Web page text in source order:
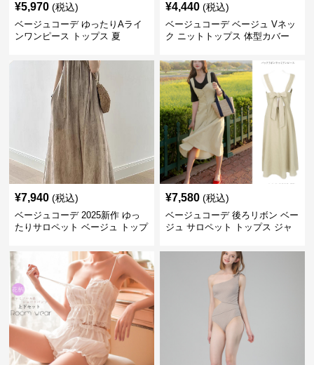
¥5,970 (税込)
ベージュコーデ ゆったりAライ
ンワンピース トップス 夏
¥4,440 (税込)
ベージュコーデ ベージュ Vネッ
ク ニットトップス 体型カバー
¥7,940 (税込)
ベージュコーデ 2025新作 ゆっ
たりサロペット ベージュ トップ
¥7,580 (税込)
ベージュコーデ 後ろリボン ベー
ジュ サロペット トップス ジャ